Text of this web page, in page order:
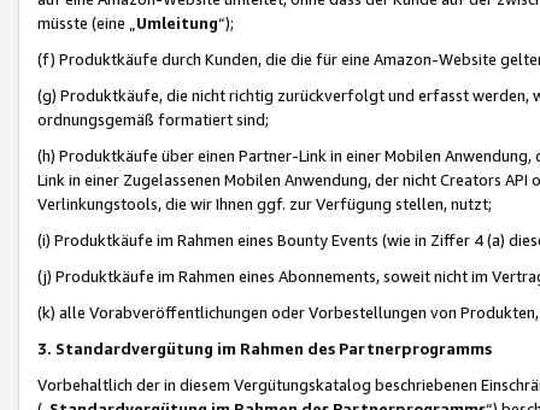
müsste (eine „ Umleitung“);
(f) Produktkäufe durch Kunden, die die für eine Amazon-Website
(g) Produktkäufe, die nicht richtig zurückverfolgt und erfasst werden,
ordnungsgemäß formatiert sind;
(h) Produktkäufe über einen Partner-Link in einer Mobilen
Link in einer Zugelassenen Mobilen Anwendung, der nicht Creators
Verlinkungstools, die wir Ihnen ggf. zur Verfügung stellen, nutzt;
(i) Produktkäufe im Rahmen eines Bounty Events (wie in Ziffer 4 (a)
(j) Produktkäufe im Rahmen eines Abonnements, soweit nicht im
(k) alle Vorabveröffentlichungen oder Vorbestellungen von
3. Standardvergütung im Rahmen des Partnerprogramms
Vorbehaltlich der in diesem Vergütungskatalog beschriebenen